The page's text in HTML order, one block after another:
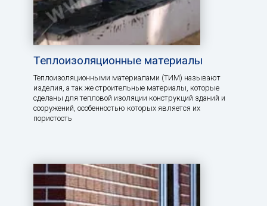
Теплоизоляционные материалы
Теплоизоляционными материалами (ТИМ) называют
изделия, а так же строительные материалы, которые
сделаны для тепловой изоляции конструкций зданий и
сооружений, особенностью которых является их
пористость